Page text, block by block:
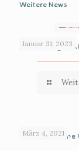
Weitere News
Januar 31, 2023
Ausstellung im
März 4, 2021
The „We are